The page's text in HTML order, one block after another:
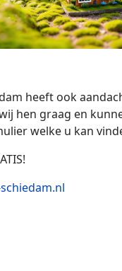
heeft ook
hen graag en
welke u kan